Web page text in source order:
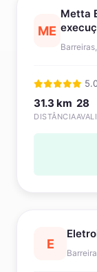
ME
Metta
31.3 km
DISTÂNCIA
28
E